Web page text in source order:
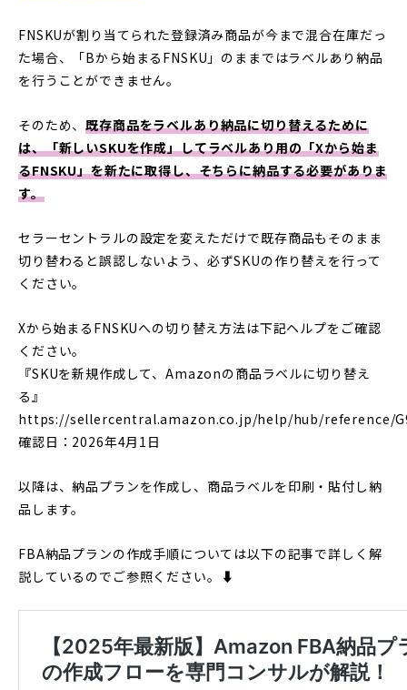
FNSKUが割り当てられた登録済み商品が今まで混合在庫だっ
た場合、「Bから始まるFNSKU」のままではラベルあり納品
を行うことができません。
そのため、既存商品をラベルあり納品に切り替えるために
は、「新しいSKUを作成」してラベルあり用の「Xから始ま
るFNSKU」を新たに取得し、そちらに納品する必要がありま
す。
セラーセントラルの設定を変えただけで既存商品もそのまま
切り替わると誤認しないよう、必ずSKUの作り替えを行って
ください。
Xから始まるFNSKUへの切り替え方法は下記ヘルプをご確認
ください。
『SKUを新規作成して、Amazonの商品ラベルに切り替え
る』
https://sellercentral.amazon.co.jp/help/hub/reference/
確認日：2026年4月1日
以降は、納品プランを作成し、商品ラベルを印刷・貼付し納
品します。
FBA納品プランの作成手順については以下の記事で詳しく解
説しているのでご参照ください。⬇︎